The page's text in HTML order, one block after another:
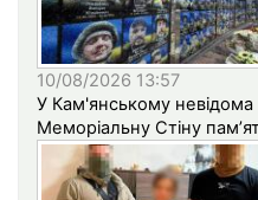
10/08/2026 13:57
У Кам'янському невідома
Меморіальну Стіну